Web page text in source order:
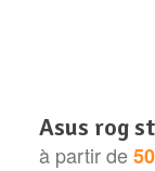
asus rog
à partir de